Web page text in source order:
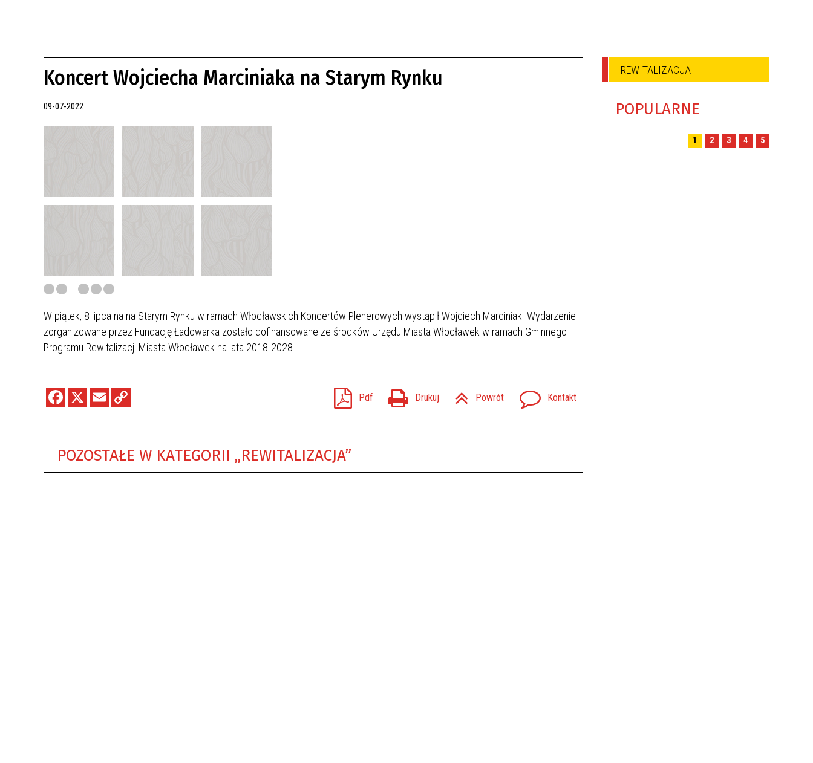
Koncert Wojciecha Marciniaka na Starym Rynku
09-07-2022
W piątek, 8 lipca na na Starym Rynku w ramach Włocławskich Koncertów Plenerowych wystąpił Wojciech Marciniak. Wydarzenie
zorganizowane przez Fundację Ładowarka zostało dofinansowane ze środków Urzędu Miasta Włocławek w ramach Gminnego
Programu Rewitalizacji Miasta Włocławek na lata 2018-2028.
Pdf Drukuj Powrót Kontakt
POZOSTAŁE W KATEGORII „REWITALIZACJA”
REWITALIZACJA
POPULARNE
1 2 3 4 5